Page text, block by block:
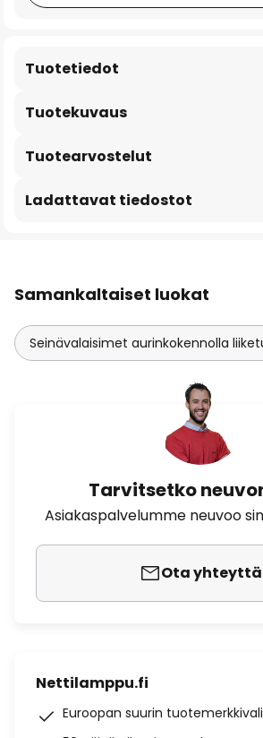
Tuotekuvaus
Tuotetiedot
Tuotearvostelut
Ladattavat tiedostot
Samankaltaiset luokat
Seinävalaisimet aurinkokennolla
Tarvitsetko
Asiakaspalvelumme neuvoo
Ota yhteyttä
Nettilamppu.fi
Euroopan suurin